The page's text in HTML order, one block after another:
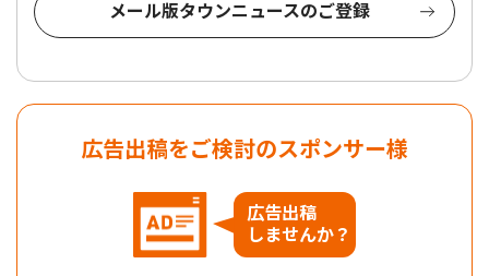
メール版タウンニュースのご登録
広告出稿をご検討のスポンサー様
広告出稿
しませんか？